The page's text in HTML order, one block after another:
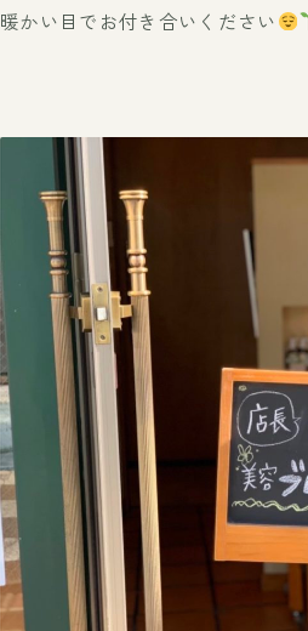
暖かい目でお付き合いください